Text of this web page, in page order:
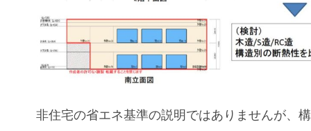
非住宅の省エネ基準の説明ではありませんが、